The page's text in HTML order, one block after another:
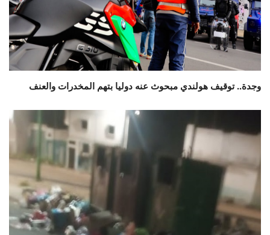
وجدة.. توقيف هولندي مبحوث عنه دوليا بتهم المخدرات والعنف